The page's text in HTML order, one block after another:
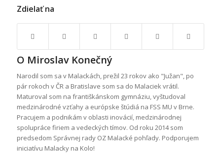
Zdielať na
O Miroslav Konečný
Narodil som sa v Malackách, prežil 23 rokov ako "Južan", po
pár rokoch v ČR a Bratislave som sa do Malaciek vrátil.
Maturoval som na františkánskom gymnáziu, vyštudoval
medzinárodné vzťahy a európske štúdiá na FSS MU v Brne.
Pracujem a podnikám v oblasti inovácií, medzinárodnej
spolupráce firiem a vedeckých tímov. Od roku 2014 som
predsedom Správnej rady OZ Malacké pohľady. Podporujem
iniciatívu Malacky na Kolo!